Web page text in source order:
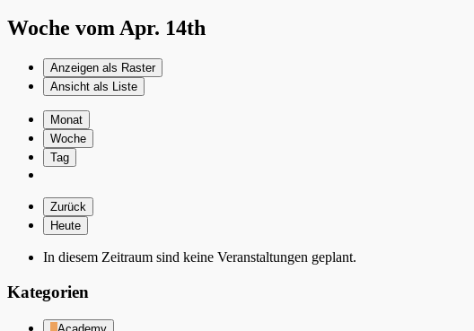
Woche vom Apr. 14th
Anzeigen als Raster
Ansicht als Liste
Monat
Woche
Tag
Zurück
Heute
In diesem Zeitraum sind keine Veranstaltungen geplant.
Kategorien